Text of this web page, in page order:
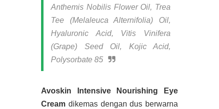
Anthemis Nobilis Flower Oil, Trea
Tee (Melaleuca Alternifolia) Oil,
Hyaluronic Acid, Vitis Vinifera
(Grape) Seed Oil, Kojic Acid,
Polysorbate 85
Avoskin Intensive Nourishing Eye
Cream dikemas dengan dus berwarna